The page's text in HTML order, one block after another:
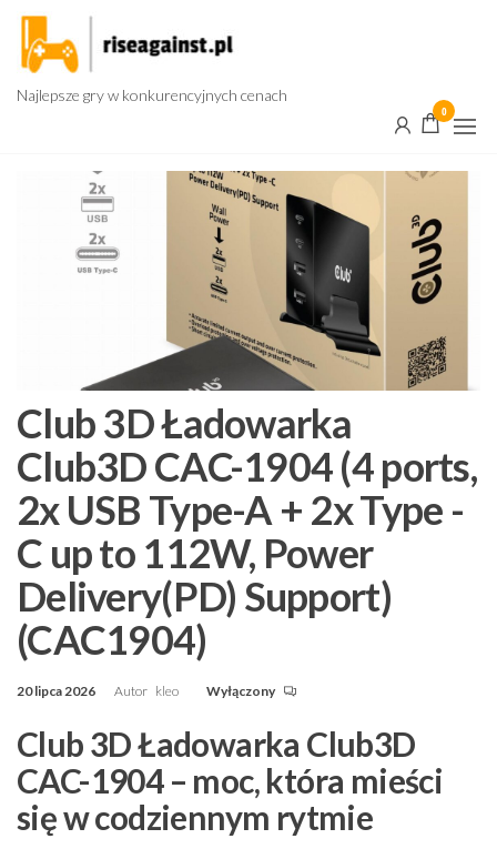
Przejdź
treści
Najlepsze gry w konkurencyjnych cenach
0
Club 3D Ładowarka
Club3D CAC-1904 (4 ports,
2x USB Type-A + 2x Type -
C up to 112W, Power
Delivery(PD) Support)
(CAC1904)
20 lipca 2026 Autor kleo Wyłączony
Club 3D Ładowarka Club3D
CAC-1904 – moc, która mieści
się w codziennym rytmie